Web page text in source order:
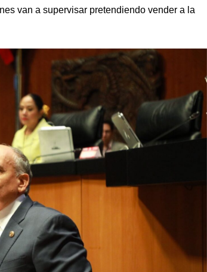
van a supervisar pretendiendo vender a la